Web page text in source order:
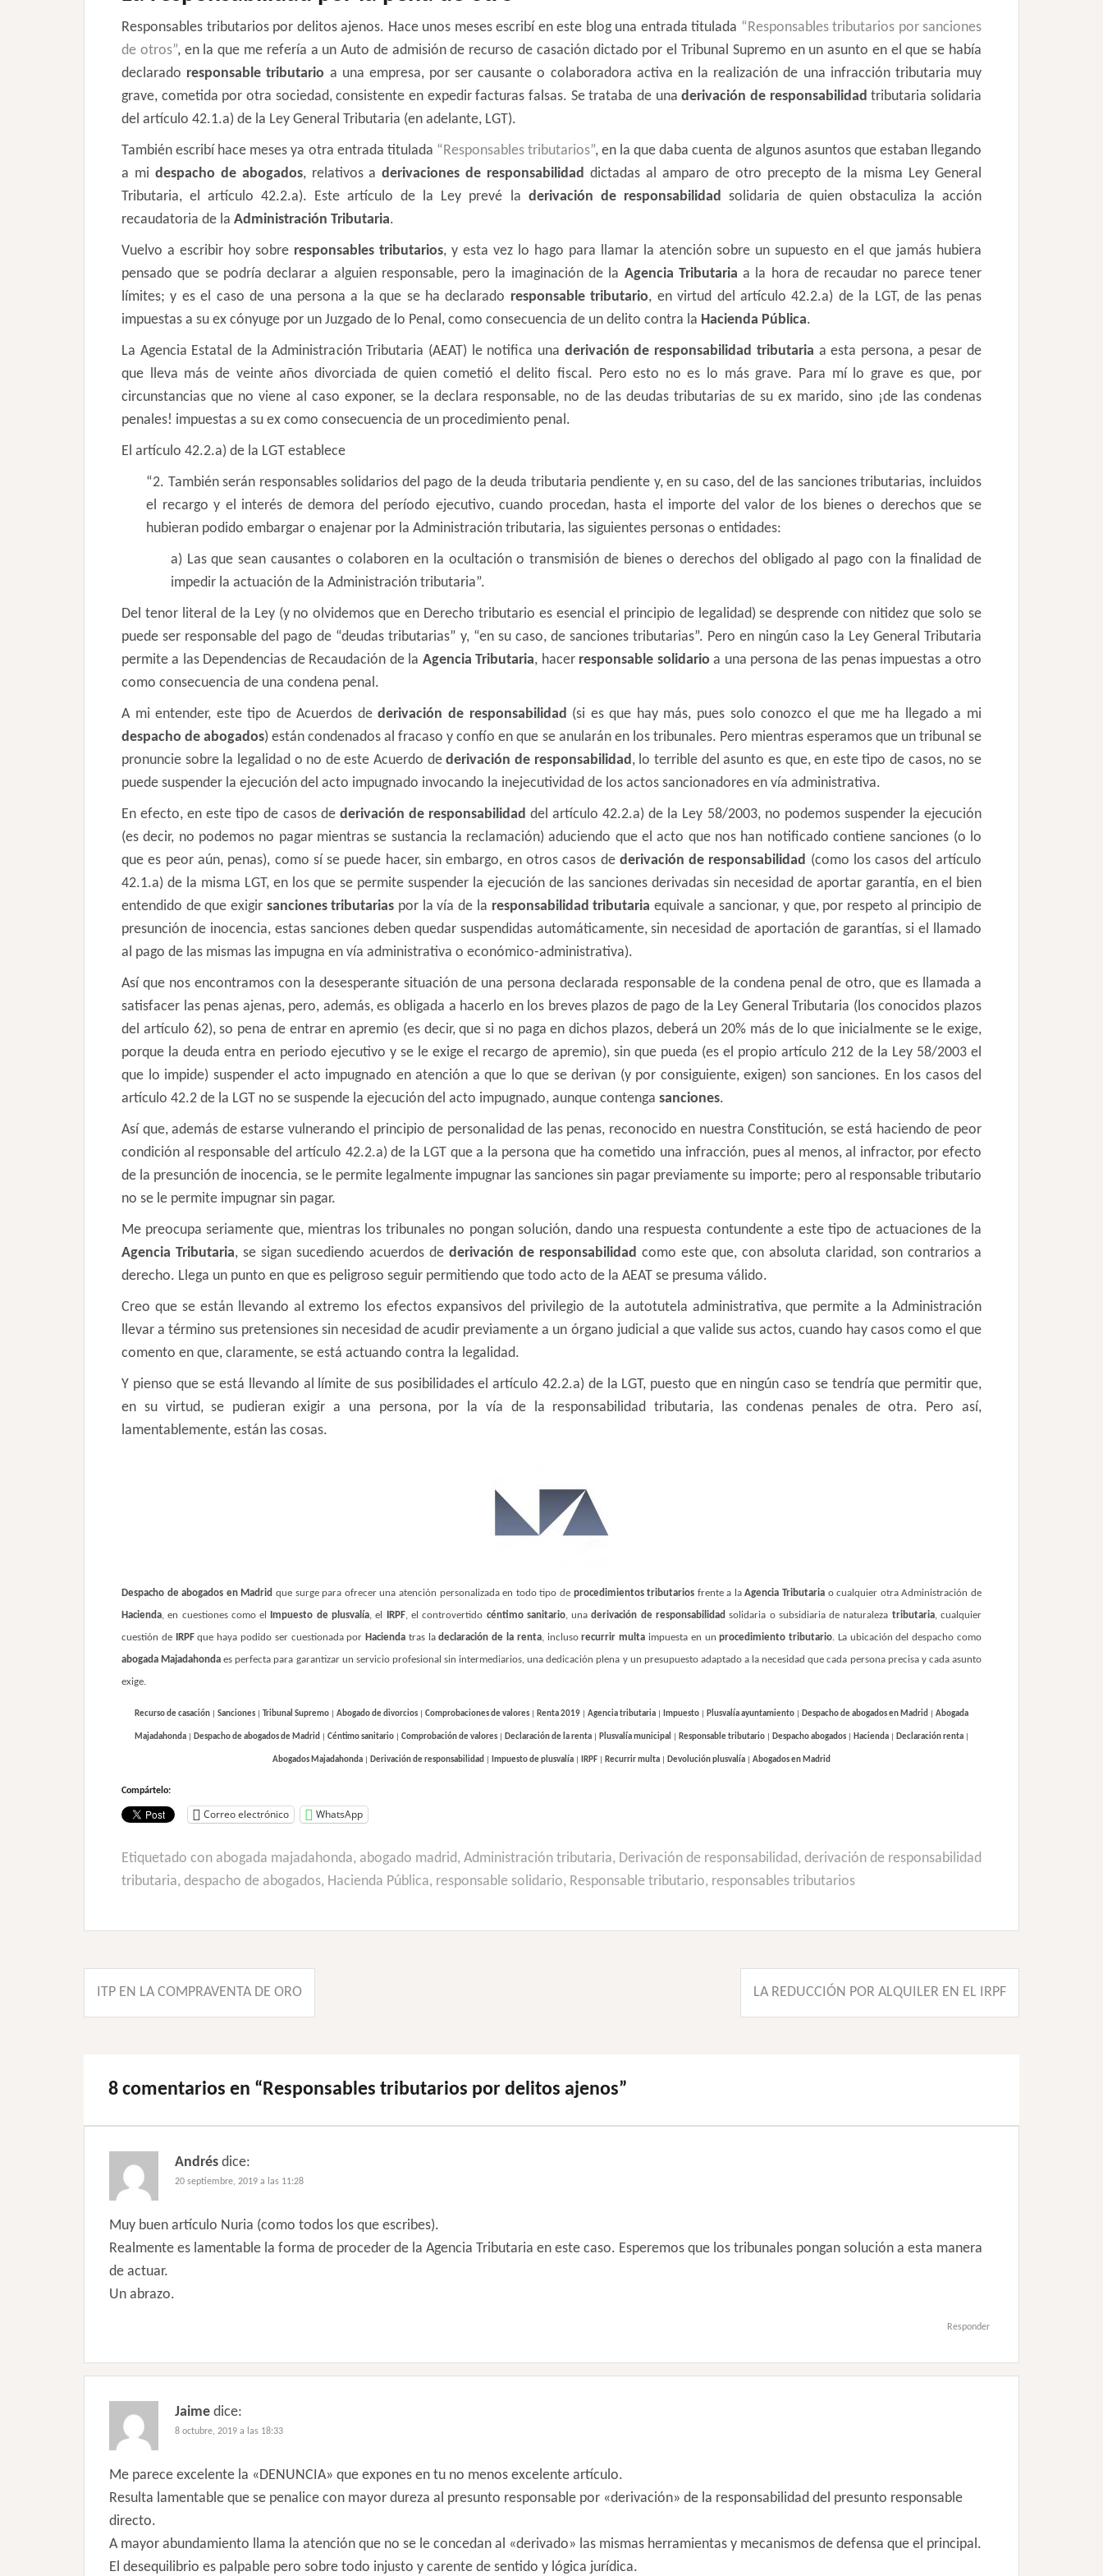
Responsables tributarios por delitos ajenos. Hace unos meses escribí en este blog una entrada titulada “Responsables tributarios por sanciones
de otros”, en la que me refería a un Auto de admisión de recurso de casación dictado por el Tribunal Supremo en un asunto en el que se había
declarado responsable tributario a una empresa, por ser causante o colaboradora activa en la realización de una infracción tributaria muy
grave, cometida por otra sociedad, consistente en expedir facturas falsas. Se trataba de unaderivación de responsabilidad tributaria solidaria
del artículo 42.1.a) de la Ley General Tributaria (en adelante, LGT).
También escribí hace meses ya otra entrada titulada “Responsables tributarios”, en la que daba cuenta de algunos asuntos que estaban llegando
a mi despacho de abogados, relativos aderivaciones de responsabilidad dictadas al amparo de otro precepto de la misma Ley General
Tributaria, el artículo 42.2.a). Este artículo de la Ley prevé la derivación de responsabilidad
solidaria de quien obstaculiza la acción
recaudatoria de la Administración Tributaria.
Vuelvo a escribir hoy sobre responsables tributarios, y esta vez lo hago para llamar la atención sobre un supuesto en el que jamás hubiera
pensado que se podría declarar a alguien responsable, pero la imaginación de la Agencia Tributaria a la hora de recaudar no parece tener
límites; y es el caso de una persona a la que se ha declarado responsable tributario, en virtud del artículo 42.2.a) de la LGT, de las penas
impuestas a su ex cónyuge por un Juzgado de lo Penal, como consecuencia de un delito contra la Hacienda Pública.
La Agencia Estatal de la Administración Tributaria (AEAT) le notifica una derivación de responsabilidad tributaria a esta persona, a pesar de
que lleva más de veinte años divorciada de quien cometió el delito fiscal. Pero esto no es lo más grave. Para mí lo grave es que, por
circunstancias que no viene al caso exponer, se la declara responsable, no de las deudas tributarias de su ex marido, sino ¡de las condenas
penales! impuestas a su ex como consecuencia de un procedimiento penal.
El artículo 42.2.a) de la LGT establece
“2. También serán responsables solidarios del pago de la deuda tributaria pendiente y, en su caso, del de las sanciones tributarias, incluidos
el recargo y el interés de demora del período ejecutivo, cuando procedan, hasta el importe del valor de los bienes o derechos que se
hubieran podido embargar o enajenar por la Administración tributaria, las siguientes personas o entidades:
a) Las que sean causantes o colaboren en la ocultación o transmisión de bienes o derechos del obligado al pago con la finalidad de
impedir la actuación de la Administración tributaria”.
Del tenor literal de la Ley (y no olvidemos que en Derecho tributario es esencial el principio de legalidad) se desprende con nitidez que solo se
puede ser responsable del pago de “deudas tributarias” y, “en su caso, de sanciones tributarias”. Pero en ningún caso la Ley General Tributaria
permite a las Dependencias de Recaudación de la Agencia Tributaria, hacer responsable solidario a una persona de las penas impuestas a otro
como consecuencia de una condena penal.
A mi entender, este tipo de Acuerdos dederivación de responsabilidad (si es que hay más, pues solo conozco el que me ha llegado a mi
despacho de abogados) están condenados al fracaso y confío en que se anularán en los tribunales. Pero mientras esperamos que un tribunal se
pronuncie sobre la legalidad o no de este Acuerdo dederivación de responsabilidad , lo terrible del asunto es que, en este tipo de casos, no se
puede suspender la ejecución del acto impugnado invocando la inejecutividad de los actos sancionadores en vía administrativa.
En efecto, en este tipo de casos de derivación de responsabilidaddel artículo 42.2.a) de la Ley 58/2003, no podemos suspender la ejecución
(es decir, no podemos no pagar mientras se sustancia la reclamación) aduciendo que el acto que nos han notificado contiene sanciones (o lo
que es peor aún, penas), como sí se puede hacer, sin embargo, en otros casos de derivación de responsabilidad (como los casos del artículo
42.1.a) de la misma LGT, en los que se permite suspender la ejecución de las sanciones derivadas sin necesidad de aportar garantía, en el bien
entendido de que exigir sanciones tributarias por la vía de la responsabilidad tributaria equivale a sancionar, y que, por respeto al principio de
presunción de inocencia, estas sanciones deben quedar suspendidas automáticamente, sin necesidad de aportación de garantías, si el llamado
al pago de las mismas las impugna en vía administrativa o económico-administrativa).
Así que nos encontramos con la desesperante situación de una persona declarada responsable de la condena penal de otro, que es llamada a
satisfacer las penas ajenas, pero, además, es obligada a hacerlo en los breves plazos de pago de la Ley General Tributaria (los conocidos plazos
del artículo 62), so pena de entrar en apremio (es decir, que si no paga en dichos plazos, deberá un 20% más de lo que inicialmente se le exige,
porque la deuda entra en periodo ejecutivo y se le exige el recargo de apremio), sin que pueda (es el propio artículo 212 de la Ley 58/2003 el
que lo impide) suspender el acto impugnado en atención a que lo que se derivan (y por consiguiente, exigen) son sanciones. En los casos del
artículo 42.2 de la LGT no se suspende la ejecución del acto impugnado, aunque contenga sanciones.
Así que, además de estarse vulnerando el principio de personalidad de las penas, reconocido en nuestra Constitución, se está haciendo de peor
condición al responsable del artículo 42.2.a) de la LGT que a la persona que ha cometido una infracción, pues al menos, al infractor, por efecto
de la presunción de inocencia, se le permite legalmente impugnar las sanciones sin pagar previamente su importe; pero al responsable tributario
no se le permite impugnar sin pagar.
Me preocupa seriamente que, mientras los tribunales no pongan solución, dando una respuesta contundente a este tipo de actuaciones de la
Agencia Tributaria, se sigan sucediendo acuerdos de derivación de responsabilidad como este que, con absoluta claridad, son contrarios a
derecho. Llega un punto en que es peligroso seguir permitiendo que todo acto de la AEAT se presuma válido.
Creo que se están llevando al extremo los efectos expansivos del privilegio de la autotutela administrativa, que permite a la Administración
llevar a término sus pretensiones sin necesidad de acudir previamente a un órgano judicial a que valide sus actos, cuando hay casos como el que
comento en que, claramente, se está actuando contra la legalidad.
Y pienso que se está llevando al límite de sus posibilidades el artículo 42.2.a) de la LGT, puesto que en ningún caso se tendría que permitir que,
en su virtud, se pudieran exigir a una persona, por la vía de la responsabilidad tributaria, las condenas penales de otra. Pero así,
lamentablemente, están las cosas.
Despacho de abogados en Madrid que surgepara ofrecer una atención personalizada en todo tipo de procedimientos tributarios frente a laAgencia Tributaria o cualquier otra Administración de
Hacienda, en cuestiones como el Impuesto de plusvalía, el IRPF, el controvertido céntimo sanitario, unaderivación de responsabilidad solidaria o subsidiaria de naturaleza tributaria, cualquier
cuestión de IRPFque haya podido ser cuestionada por Hacienda tras ladeclaración de la renta, inclusorecurrir multa impuesta en unprocedimiento tributario. La ubicación del despacho como
abogada Majadahonda es perfecta para garantizar un servicio profesional sin intermediarios, una dedicación plena y un presupuesto adaptado a la necesidad que cada persona precisa y cada asunto
exige.
Recurso de casación Sanciones Tribunal Supremo Abogado de divorcios Comprobaciones de valores Renta 2019 Agencia tributaria Impuesto Plusvalía ayuntamiento Despacho de abogados en Madrid Abogada
Majadahonda| Despacho de abogados de Madrid Céntimo sanitario| Comprobación de valores| Declaración de la renta| Plusvalía municipal Responsable tributario| Despacho abogados| Hacienda| Declaración renta|
Abogados Majadahonda Derivación de responsabilidad Impuesto de plusvalía IRPF Recurrir multa Devolución plusvalía Abogados en Madrid
Compártelo:
Correo electrónico WhatsApp
Etiquetado con abogada majadahonda, abogado madrid, Administración tributaria, Derivación de responsabilidad, derivación de responsabilidad
tributaria, despacho de abogados, Hacienda Pública, responsable solidario, Responsable tributario, responsables tributarios
Navegación
ITP EN LA COMPRAVENTA DE ORO LA REDUCCIÓN POR ALQUILER EN EL IRPF
8 comentarios en “ Responsables tributarios por delitos ajenos”
Andrés dice:
20 septiembre, 2019 a las 11:28
Muy buen artículo Nuria (como todos los que escribes).
Realmente es lamentable la forma de proceder de la Agencia Tributaria en este caso. Esperemos que los tribunales pongan solución a esta manera
de actuar.
Un abrazo.
Responder
Jaime dice:
8 octubre, 2019 a las 18:33
Me parece excelente la «DENUNCIA» que expones en tu no menos excelente artículo.
Resulta lamentable que se penalice con mayor dureza al presunto responsable por «derivación» de la responsabilidad del presunto responsable
directo.
A mayor abundamiento llama la atención que no se le concedan al «derivado» las mismas herramientas y mecanismos de defensa que el principal.
El desequilibrio es palpable pero sobre todo injusto y carente de sentido y lógica jurídica.